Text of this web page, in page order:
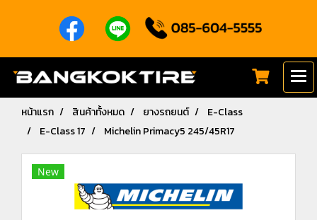
หน้าแรก สินค้าทั้งหมด ยางรถยนต์
E-Class
E-Class 17
Michelin Primacy5 245/45R17
New